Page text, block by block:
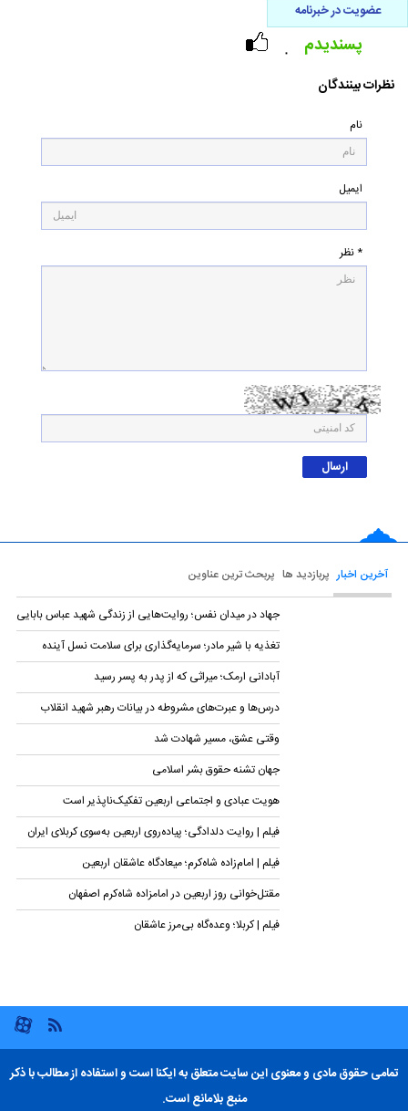
عضویت در خبرنامه
۰ پسندیدم
نظرات بینندگان
نام
ایمیل
* نظر
آخرین اخبار پربازدید ها پربحث ترین عناوین
جهاد در میدان نفس؛ روایت‌هایی از زندگی شهید عباس بابایی
تغذیه با شیر مادر؛ سرمایه‌گذاری برای سلامت نسل آینده
آبادانی ارمک؛ میراثی که از پدر به پسر رسید
درس‌ها و عبرت‌های مشروطه در بیانات رهبر شهید انقلاب
وقتی عشق، مسیر شهادت شد
جهان تشنه حقوق بشر اسلامی
هویت عبادی و اجتماعی اربعین تفکیک‌ناپذیر است
فیلم | روایت دلدادگی؛ پیاده‌روی اربعین به‌سوی کربلای ایران
فیلم | امام‌زاده شاه‌کرم؛ میعادگاه عاشقان اربعین
مقتل‌خوانی روز اربعین در امامزاده شاه‌کرم اصفهان
فیلم | کربلا؛ وعده‌گاه بی‌مرز عاشقان
تمامی حقوق مادی و معنوی این سایت متعلق به ایکنا است و استفاده از مطالب با ذکر
منبع بلامانع است.